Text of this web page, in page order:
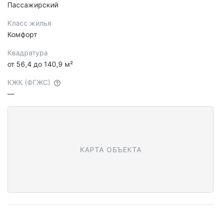
Пассажирский
Класс жилья
Комфорт
Квадратура
от 56,4 до 140,9 м²
КЖК (ФГЖС)
—
КАРТА ОБЪЕКТА